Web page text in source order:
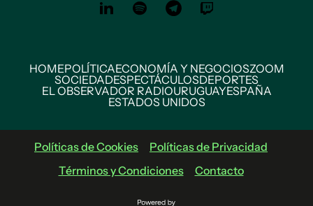
HOMEPOLÍTICAECONOMÍA Y NEGOCIOSZOOM
SOCIEDADESPECTÁCULOSDEPORTES
EL OBSERVADOR RADIOURUGUAYESPAÑA
ESTADOS UNIDOS
Políticas de Cookies
Políticas de Privacidad
Términos y Condiciones
Contacto